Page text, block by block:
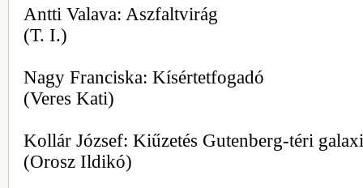
Antti Valava: Aszfaltvirág
(T. I.)
Nagy Franciska: Kísértetfogadó
(Veres Kati)
Kollár József: Kiűzetés Gutenberg-téri
(Orosz Ildikó)